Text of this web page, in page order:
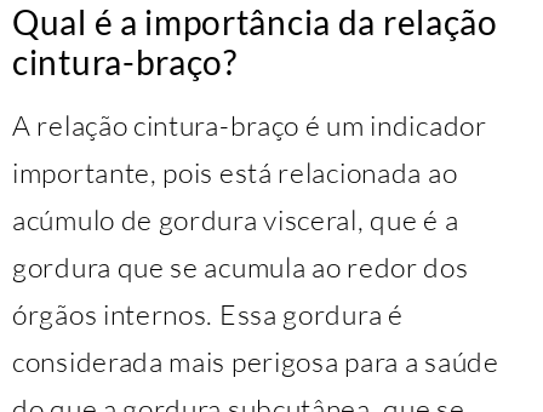
Qual é a importância da relação
cintura-braço?
A relação cintura-braço é um indicador
importante, pois está relacionada ao
acúmulo de gordura visceral, que é a
gordura que se acumula ao redor dos
órgãos internos. Essa gordura é
considerada mais perigosa para a saúde